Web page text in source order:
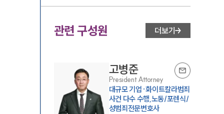
관련 구성원 더보기
고병준
President Attorney
대규모 기업·화이트칼라범죄
사건 다수 수행,노동/포렌식/
성범죄전문변호사